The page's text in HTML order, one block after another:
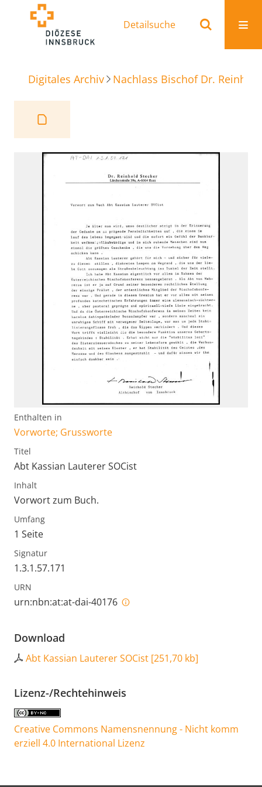
Detailsuche
Digitales Archiv Nachlass Bischof Dr.
Enthalten in
Vorworte; Grussworte
Titel
Abt Kassian Lauterer SOCist
Inhalt
Vorwort zum Buch.
Umfang
1 Seite
Signatur
1.3.1.57.171
URN
urn:nbn:at:at-dai-40176
Download
Abt Kassian Lauterer SOCist [251,70 kb]
Lizenz-/Rechtehinweis
Creative Commons Namensnennung - Nicht komm
erziell 4.0 International Lizenz